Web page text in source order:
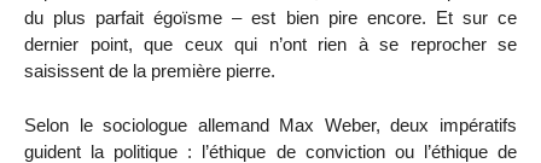
du plus parfait égoïsme – est bien pire encore. Et sur ce
dernier point, que ceux qui n’ont rien à se reprocher se
saisissent de la première pierre.
Selon le sociologue allemand Max Weber, deux impératifs
guident la politique : l’éthique de conviction ou l’éthique de